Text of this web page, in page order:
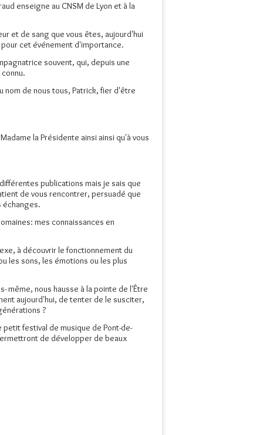
enseigne au CNSM de Lyon et à la
et de sang que vous êtes, aujourd'hui
cet événement d'importance.
souvent, qui, depuis une
nom de nous tous, Patrick, fier d'être
la Présidente ainsi ainsi qu'à vous
publications mais je sais que
de vous rencontrer, persuadé que
échanges.
mes connaissances en
à découvrir le fonctionnement du
les sons, les émotions ou les plus
même, nous hausse à la pointe de l'Être
aujourd'hui, de tenter de le susciter,
?
festival de musique de Pont-de-
de développer de beaux